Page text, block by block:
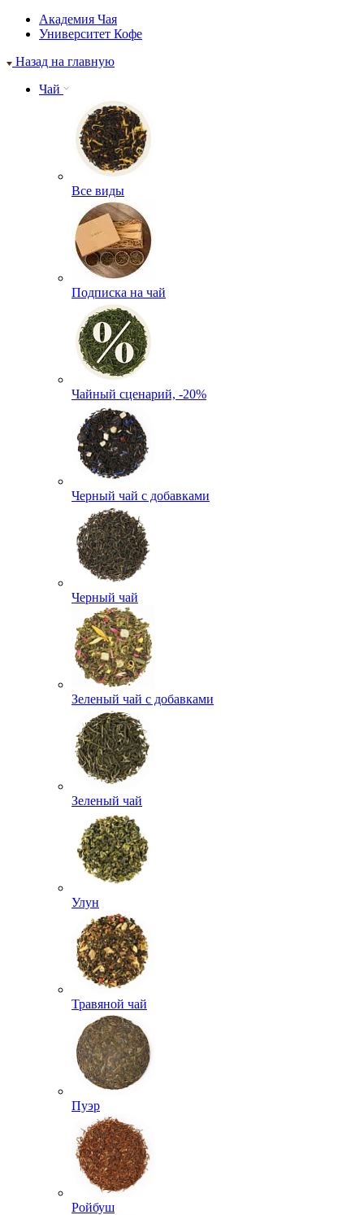
Академия Чая
Университет Кофе
Назад на главную
Чай
Все виды
Подписка на чай
Чайный сценарий, -20%
Черный чай с добавками
Черный чай
Зеленый чай с добавками
Зеленый чай
Улун
Травяной чай
Пуэр
Ройбуш